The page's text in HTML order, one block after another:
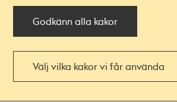
Godkänn alla kakor
Välj vilka kakor vi får använda